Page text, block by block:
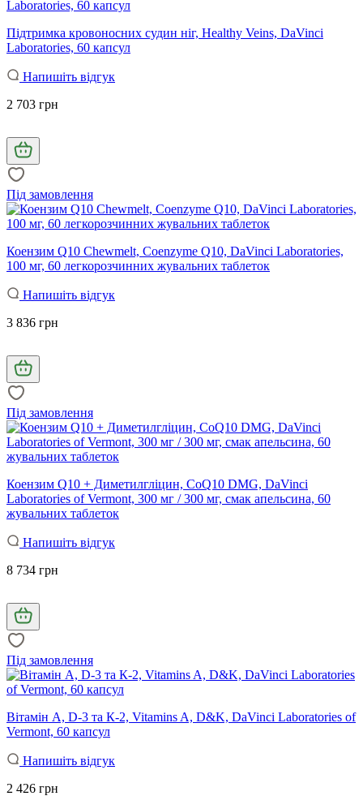
Підтримка кровоносних судин ніг, Healthy Veins, DaVinci
Laboratories, 60 капсул
Напишіть відгук
2 703 грн
Під замовлення
Коензим Q10 Chewmelt, Coenzyme Q10, DaVinci Laboratories,
100 мг, 60 легкорозчинних жувальних таблеток
Напишіть відгук
3 836 грн
Під замовлення
Коензим Q10 + Диметилгліцин, CoQ10 DMG, DaVinci
Laboratories of Vermont, 300 мг / 300 мг, смак апельсина, 60
жувальних таблеток
Напишіть відгук
8 734 грн
Під замовлення
Вітамін А, D-3 та К-2, Vitamins A, D&K, DaVinci Laboratories of
Vermont, 60 капсул
Напишіть відгук
2 426 грн